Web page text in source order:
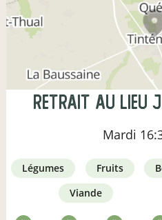
Retrait au Lieu
Mardi
légumes fruits
viande